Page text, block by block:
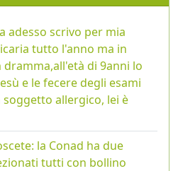
adesso scrivo per mia
tutto l'anno ma in
di 9anni lo
e le fecere degli esami
allergico, lei è
la Conad ha due
tutti con bollino